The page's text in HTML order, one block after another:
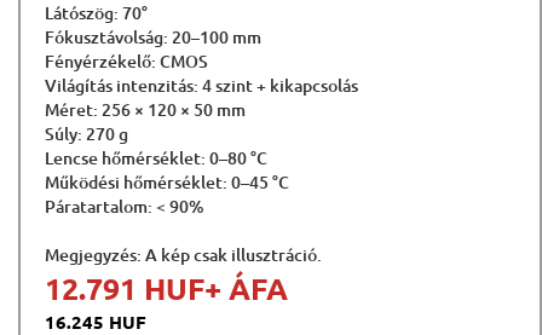
Látószög: 70°
Fókusztávolság: 20–100 mm
Fényérzékelő: CMOS
Világítás intenzitás: 4 szint + kikapcsolás
Méret: 256 × 120 × 50 mm
Súly: 270 g
Lencse hőmérséklet: 0–80 °C
Működési hőmérséklet: 0–45 °C
Páratartalom: < 90%
Megjegyzés: A kép csak illusztráció.
12.791 HUF+ ÁFA
16.245 HUF